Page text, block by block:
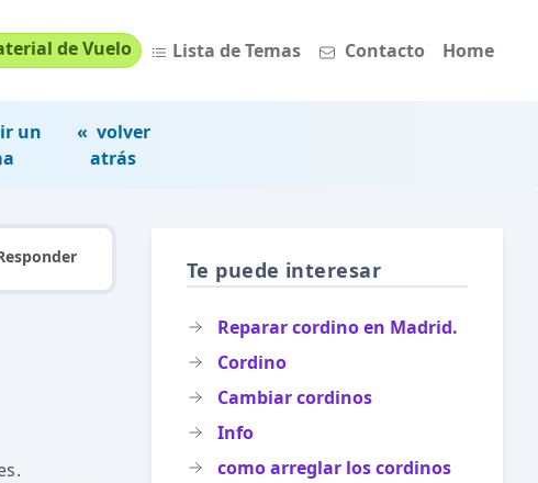
de Vuelo Lista de Temas Contacto Home
un
« volver
atrás
Te puede interesar
Reparar cordino en Madrid.
Cordino
Cambiar cordinos
Info
como arreglar los cordinos